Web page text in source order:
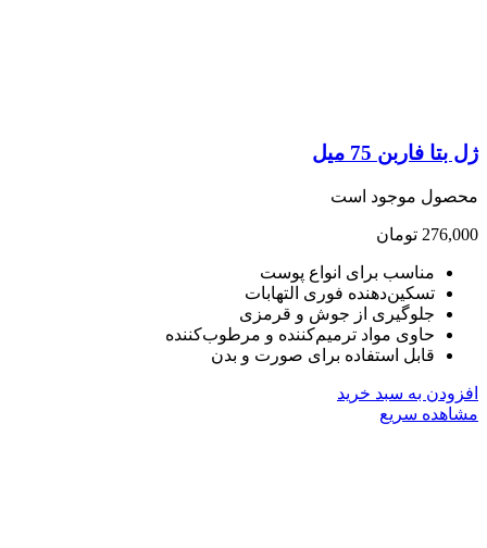
75 میل
است
تومان
برای انواع پوست
فوری التهابات
از جوش و قرمزی
مواد ترمیم‌کننده و مرطوب‌کننده
استفاده برای صورت و بدن
سبد خرید
سریع